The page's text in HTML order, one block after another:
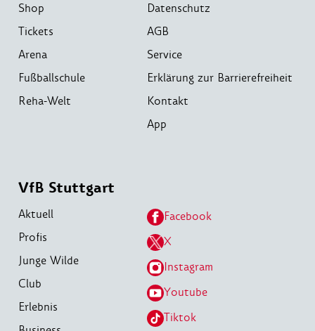
Shop
Tickets
Arena
Fußballschule
Reha-Welt
Datenschutz
AGB
Service
Erklärung zur Barrierefreiheit
Kontakt
App
VfB Stuttgart
Aktuell
Profis
Junge Wilde
Club
Erlebnis
Facebook
X
Instagram
Youtube
Tiktok